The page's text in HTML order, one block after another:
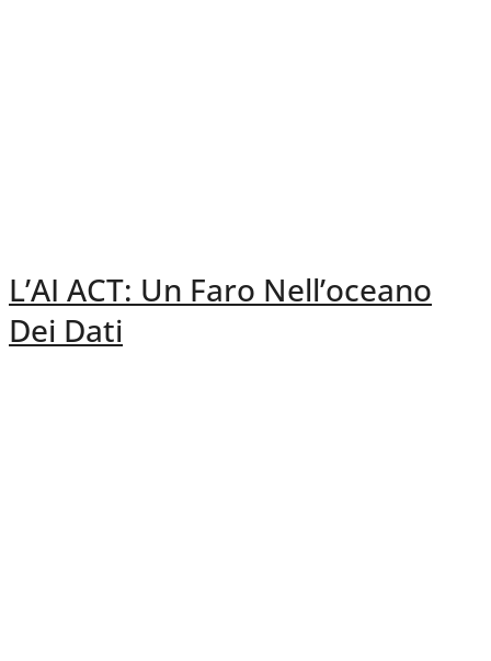
L’AI ACT: Un Faro Nell’oceano
Dei Dati